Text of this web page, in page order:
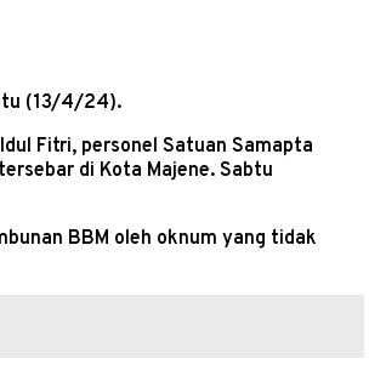
(13/4/24).
Fitri, personel Satuan Samapta
di Kota Majene. Sabtu
BBM oleh oknum yang tidak